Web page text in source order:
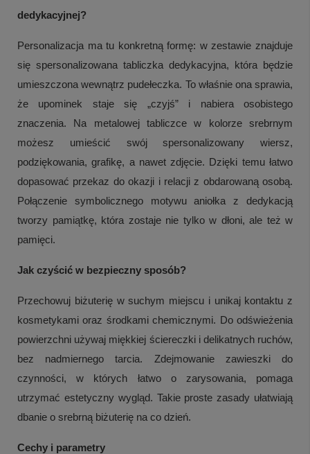
+3
dedykacyjnej?
Personalizacja ma tu konkretną formę: w zestawie znajduje
się spersonalizowana tabliczka dedykacyjna, która będzie
umieszczona wewnątrz pudełeczka. To właśnie ona sprawia,
że upominek staje się „czyjś” i nabiera osobistego
znaczenia. Na metalowej tabliczce w kolorze srebrnym
możesz umieścić swój spersonalizowany wiersz,
podziękowania, grafikę, a nawet zdjęcie. Dzięki temu łatwo
dopasować przekaz do okazji i relacji z obdarowaną osobą.
Połączenie symbolicznego motywu aniołka z dedykacją
tworzy pamiątkę, która zostaje nie tylko w dłoni, ale też w
pamięci.
Jak czyścić w bezpieczny sposób?
Przechowuj biżuterię w suchym miejscu i unikaj kontaktu z
kosmetykami oraz środkami chemicznymi. Do odświeżenia
powierzchni używaj miękkiej ściereczki i delikatnych ruchów,
bez nadmiernego tarcia. Zdejmowanie zawieszki do
czynności, w których łatwo o zarysowania, pomaga
utrzymać estetyczny wygląd. Takie proste zasady ułatwiają
dbanie o srebrną biżuterię na co dzień.
Cechy i parametry